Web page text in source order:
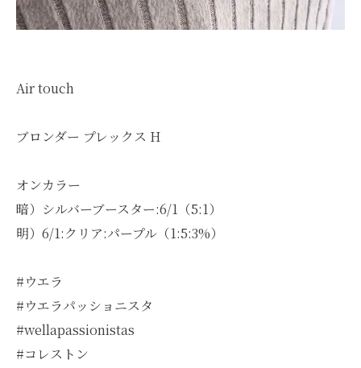
Air touch
ブロンダー プレックス H
オンカラー
暗）シルバーブースター:6/1（5:1）
明）6/1:クリア:パープル（1:5:3%）
#ウエラ
#ウエラパッショニスタ
#wellapassionistas
#コレストン